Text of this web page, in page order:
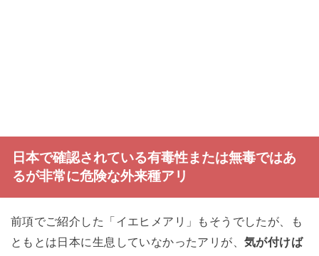
日本で確認されている有毒性または無毒ではあ
るが非常に危険な外来種アリ
前項でご紹介した「イエヒメアリ」もそうでしたが、も
ともとは日本に生息していなかったアリが、気が付けば